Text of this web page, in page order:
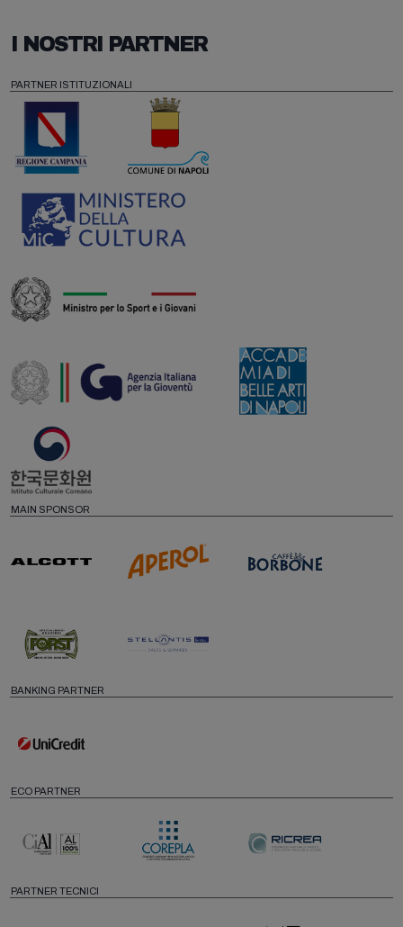
I NOSTRI PARTNER
PARTNER ISTITUZIONALI
MAIN SPONSOR
BANKING PARTNER
ECO PARTNER
PARTNER TECNICI